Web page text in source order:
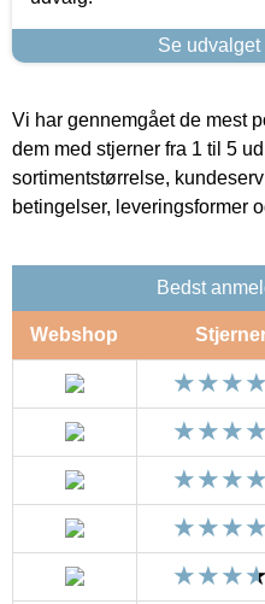
Se
Vi har gennemgået de mest
dem med stjerner fra 1 til 5
sortimentstørrelse,
betingelser, leveringsformer
Bedst
Webshop